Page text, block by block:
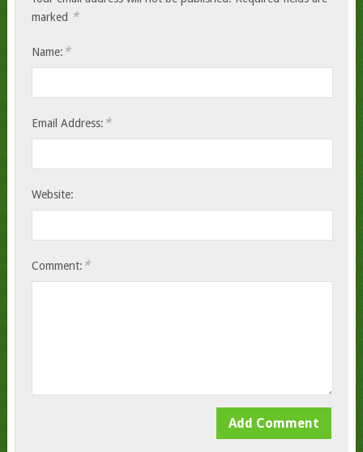
marked *
Name: *
Email Address: *
Website:
Comment: *